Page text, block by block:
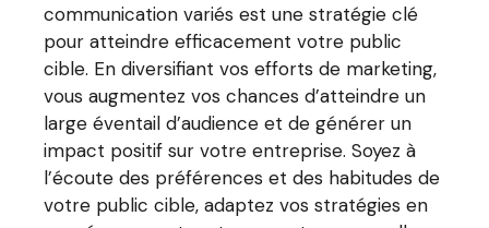
communication variés est une stratégie clé
pour atteindre efficacement votre public
cible. En diversifiant vos efforts de marketing,
vous augmentez vos chances d’atteindre un
large éventail d’audience et de générer un
impact positif sur votre entreprise. Soyez à
l’écoute des préférences et des habitudes de
votre public cible, adaptez vos stratégies en